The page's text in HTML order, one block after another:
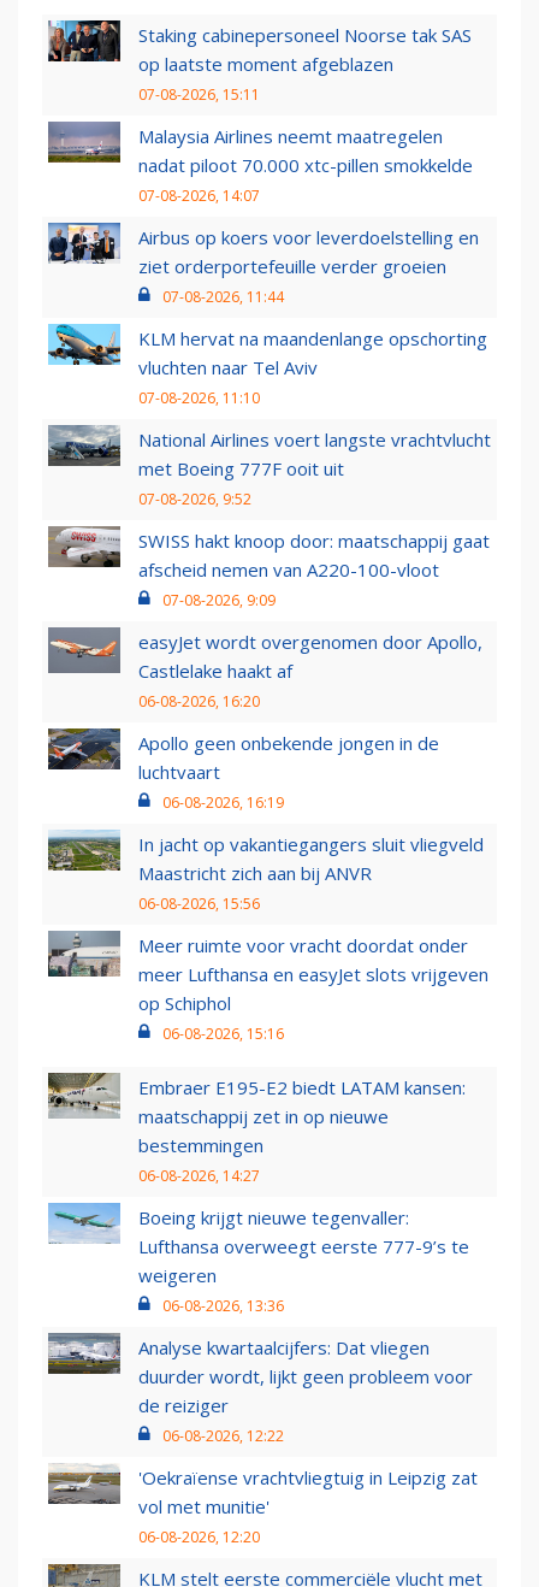
Staking cabinepersoneel Noorse tak SAS
op laatste moment afgeblazen
07-08-2026, 15:11
Malaysia Airlines neemt maatregelen
nadat piloot 70.000 xtc-pillen smokkelde
07-08-2026, 14:07
Airbus op koers voor leverdoelstelling en
ziet orderportefeuille verder groeien
07-08-2026, 11:44
KLM hervat na maandenlange opschorting
vluchten naar Tel Aviv
07-08-2026, 11:10
National Airlines voert langste vrachtvlucht
met Boeing 777F ooit uit
07-08-2026, 9:52
SWISS hakt knoop door: maatschappij gaat
afscheid nemen van A220-100-vloot
07-08-2026, 9:09
easyJet wordt overgenomen door Apollo,
Castlelake haakt af
06-08-2026, 16:20
Apollo geen onbekende jongen in de
luchtvaart
06-08-2026, 16:19
In jacht op vakantiegangers sluit vliegveld
Maastricht zich aan bij ANVR
06-08-2026, 15:56
Meer ruimte voor vracht doordat onder
meer Lufthansa en easyJet slots vrijgeven
op Schiphol
06-08-2026, 15:16
Embraer E195-E2 biedt LATAM kansen:
maatschappij zet in op nieuwe
bestemmingen
06-08-2026, 14:27
Boeing krijgt nieuwe tegenvaller:
Lufthansa overweegt eerste 777-9’s te
weigeren
06-08-2026, 13:36
Analyse kwartaalcijfers: Dat vliegen
duurder wordt, lijkt geen probleem voor
de reiziger
06-08-2026, 12:22
'Oekraïense vrachtvliegtuig in Leipzig zat
vol met munitie'
06-08-2026, 12:20
KLM stelt eerste commerciële vlucht met